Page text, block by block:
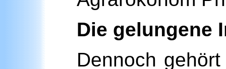
Die gelungene
Dennoch